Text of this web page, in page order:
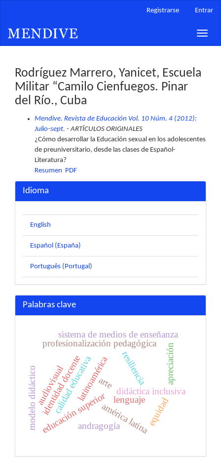
principal
Barra
Registrarse Entrar
Toggle
Rodríguez Marrero, Yanicet, Escuela
Militar “Camilo Cienfuegos. Pinar
del Río., Cuba
Mendive. Revista de Educación Vol. 10 Núm. 4 (2012):
Julio-sept. - ARTÍCULOS ORIGINALES
¿Cómo desarrollar la Educación sexual en los adolescentes
de preuniversitario, desde las clases de Español-
Literatura?
Resumen PDF
Idioma
English
Español (España)
Português (Portugal)
Palabras clave
didáctica inclusiva
educación superioramérica latina equidad
resiliencia
profesionalización pedagógica
calidad educativa
identidad docentelatinoamérica lenguaje
sistema de medios de enseñanza
arte apreciación
audiovisual
modelo didáctico andragogía